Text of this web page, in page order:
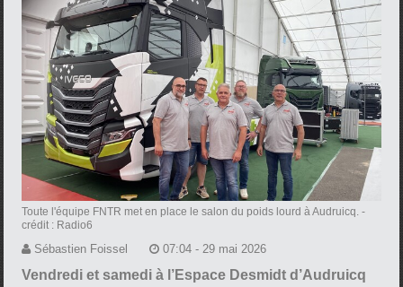
Toute l'équipe FNTR met en place le salon du poids lourd à Audruicq. -
crédit : Radio6
Sébastien Foissel 07:04 - 29 mai 2026
Vendredi et samedi à l’Espace Desmidt d’Audruicq